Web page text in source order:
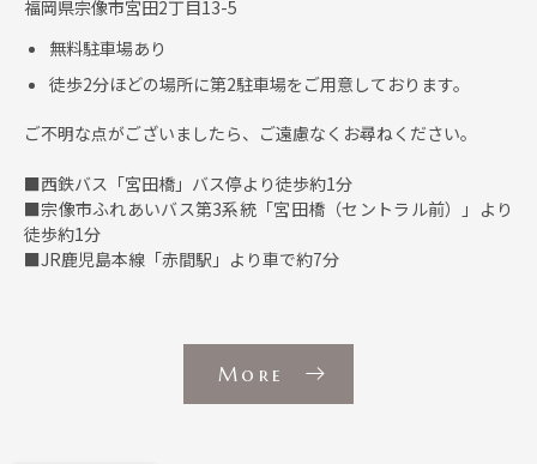
福岡県宗像市宮田2丁目13-5
無料駐車場あり
徒歩2分ほどの場所に第2駐車場をご用意しております。
ご不明な点がございましたら、ご遠慮なくお尋ねください。
■西鉄バス「宮田橋」バス停より徒歩約1分
■宗像市ふれあいバス第3系統「宮田橋（セントラル前）」より
徒歩約1分
■JR鹿児島本線「赤間駅」より車で約7分
More
当